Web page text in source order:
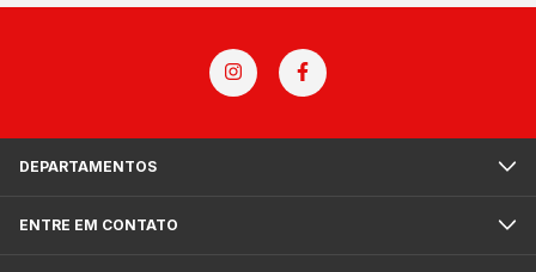
DEPARTAMENTOS
ENTRE EM CONTATO